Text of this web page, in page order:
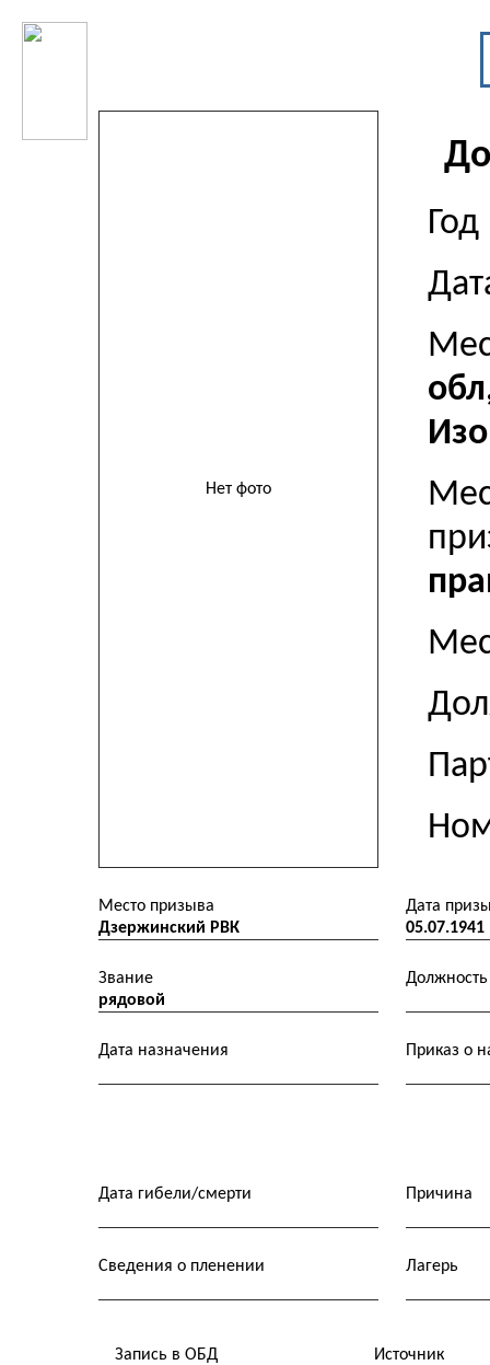
Нет фото
Место призыва
Дзержинский РВК
Дата
05.07.1941
Звание
рядовой
Должность
Дата назначения Приказ о
Дата гибели/смерти Причина
Сведения о пленении Лагерь
Запись в ОБД
Источник